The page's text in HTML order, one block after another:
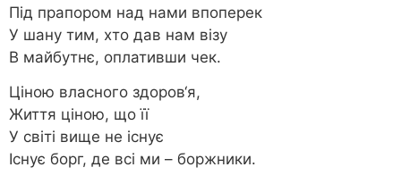
Під прапором над нами впоперек
У шану тим, хто дав нам візу
В майбутнє, оплативши чек.
Ціною власного здоров‘я,
Життя ціною, що її
У світі вище не існує
Існує борг, де всі ми – боржники.